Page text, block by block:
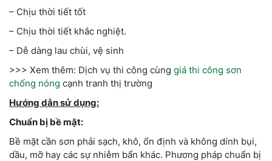
– Chịu thời tiết tốt
– Chịu thời tiết khắc nghiệt.
– Dễ dàng lau chùi, vệ sinh
>>> Xem thêm: Dịch vụ thi công cùng giá thi công sơn
chống nóng cạnh tranh thị trường
Hướng dẫn sử dụng:
Chuẩn bị bề mặt:
Bề mặt cần sơn phải sạch, khô, ổn định và không dính bụi,
dầu, mỡ hay các sự nhiễm bẩn khác. Phương pháp chuẩn bị